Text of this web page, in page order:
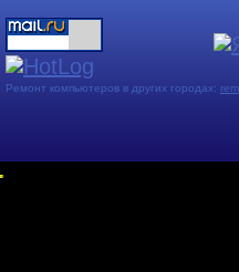
Ремонт компьютеров в других городах: